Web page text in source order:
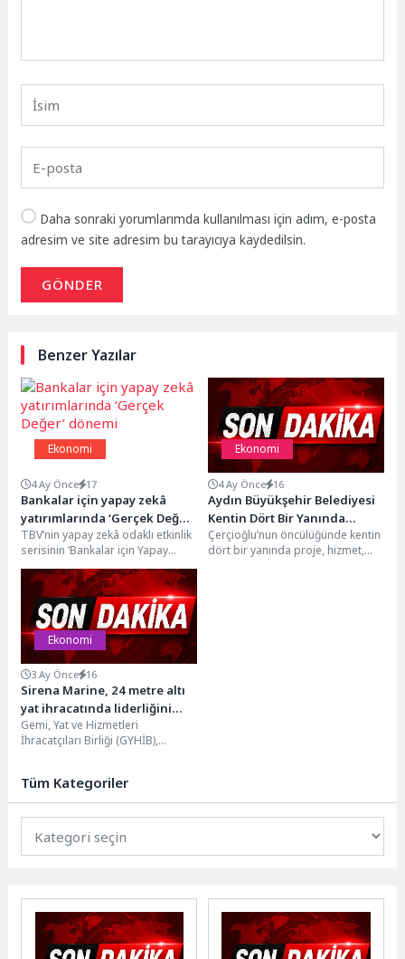
Daha sonraki yorumlarımda kullanılması için adım, e-posta
adresim ve site adresim bu tarayıcıya kaydedilsin.
GÖNDER
Benzer Yazılar
Ekonomi
4 Ay Önce 17
Bankalar için yapay zekâ
yatırımlarında ‘Gerçek Değer’
dönemi
TBV’nin yapay zekâ odaklı etkinlik
serisinin ‘Bankalar için Yapay
Zekânın Gerçek Dünya Etkileri’
başlıklı buluşması...
Ekonomi
4 Ay Önce 16
Aydın Büyükşehir Belediyesi
Kentin Dört Bir Yanında
Ulaşım Yatırımlarını
Sürdürüyor
Çerçioğlu’nun öncülüğünde kentin
dört bir yanında proje, hizmet,
Ekonomi
3 Ay Önce 16
Sirena Marine, 24 metre altı
yat ihracatında liderliğini
sürdürdü
Gemi, Yat ve Hizmetleri
İhracatçıları Birliği (GYHİB),
düzenlenen...
Tüm Kategoriler